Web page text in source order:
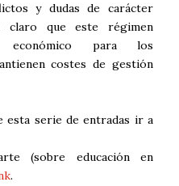
y dudas de carácter
claro que este régimen
económico para los
costes de gestión
esta serie de entradas ir a
(sobre educación en
.